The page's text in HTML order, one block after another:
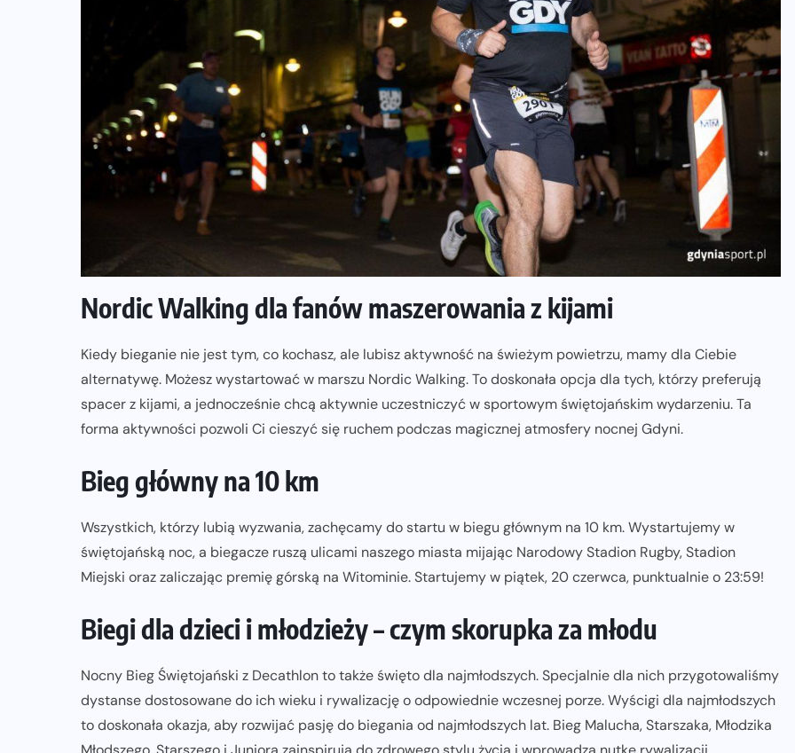
Nordic Walking dla fanów maszerowania z kijami
Kiedy bieganie nie jest tym, co kochasz, ale lubisz aktywność na świeżym powietrzu, mamy dla Ciebie
alternatywę. Możesz wystartować w marszu Nordic Walking. To doskonała opcja dla tych, którzy preferują
spacer z kijami, a jednocześnie chcą aktywnie uczestniczyć w sportowym świętojańskim wydarzeniu. Ta
forma aktywności pozwoli Ci cieszyć się ruchem podczas magicznej atmosfery nocnej Gdyni.
Bieg główny na 10 km
Wszystkich, którzy lubią wyzwania, zachęcamy do startu w biegu głównym na 10 km. Wystartujemy w
świętojańską noc, a biegacze ruszą ulicami naszego miasta mijając Narodowy Stadion Rugby, Stadion
Miejski oraz zaliczając premię górską na Witominie. Startujemy w piątek, 20 czerwca, punktualnie o 23:59!
Biegi dla dzieci i młodzieży – czym skorupka za młodu
Nocny Bieg Świętojański z Decathlon to także święto dla najmłodszych. Specjalnie dla nich przygotowaliśmy
dystanse dostosowane do ich wieku i rywalizację o odpowiednie wczesnej porze. Wyścigi dla najmłodszych
to doskonała okazja, aby rozwijać pasję do biegania od najmłodszych lat. Bieg Malucha, Starszaka, Młodzika